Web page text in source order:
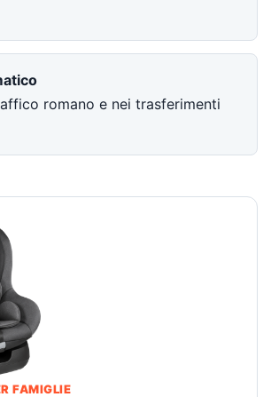
romano e nei trasferimenti
FAMIGLIE